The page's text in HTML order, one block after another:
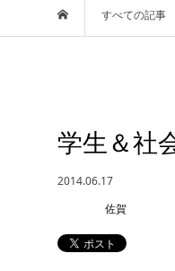
すべての記事
学生＆社
2014.06.17
佐賀